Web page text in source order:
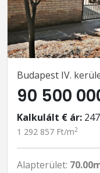
Budapest IV.
90 500
Kalkulált € ár:
1 292 857 Ft/m2
Alapterület: